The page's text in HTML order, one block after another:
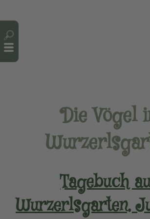
Die Vögel
Tagebuch
Wurzerlsgarten,